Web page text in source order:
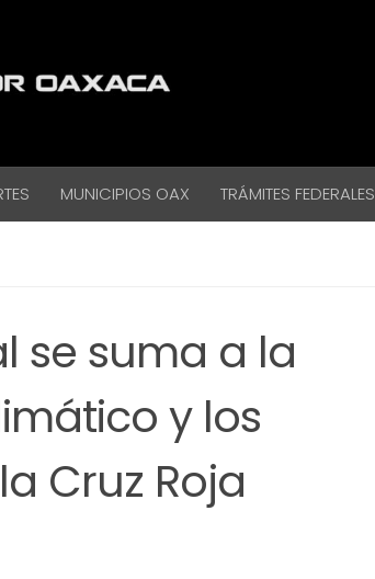
MUNICIPIOS OAX TRÁMITES FEDERALES
se suma a la
y los
Cruz Roja